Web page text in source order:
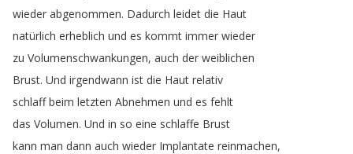
wieder abgenommen. Dadurch leidet die Haut
natürlich erheblich und es kommt immer wieder
zu Volumenschwankungen, auch der weiblichen
Brust. Und irgendwann ist die Haut relativ
schlaff beim letzten Abnehmen und es fehlt
das Volumen. Und in so eine schlaffe Brust
kann man dann auch wieder Implantate reinmachen,